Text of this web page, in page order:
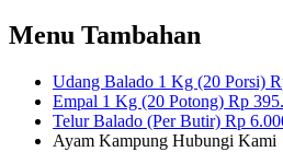
Menu Tambahan
Udang Balado 1 Kg (20 Porsi)
Empal 1 Kg (20 Potong) Rp
Telur Balado (Per Butir) Rp
Ayam Kampung Hubungi Kami